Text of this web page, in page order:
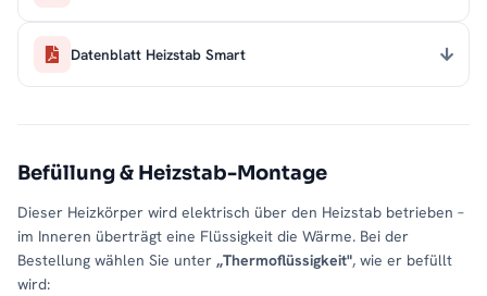
Datenblatt Heizstab Smart
Befüllung & Heizstab-Montage
Dieser Heizkörper wird elektrisch über den Heizstab betrieben –
im Inneren überträgt eine Flüssigkeit die Wärme. Bei der
Bestellung wählen Sie unter „Thermoflüssigkeit", wie er befüllt
wird: